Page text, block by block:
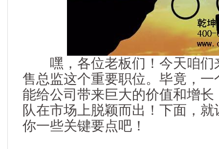
嘿，各位老板们！今天咱们
售总监这个重要职位。毕竟，
能给公司带来巨大的价值和增
队在市场上脱颖而出！下面，
你一些关键要点吧！